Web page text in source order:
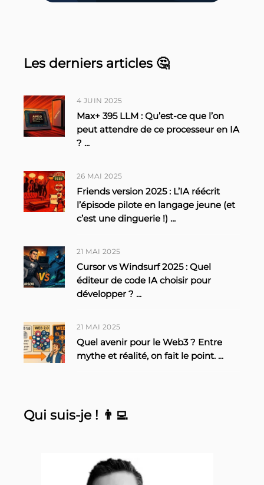
Les derniers articles 🤔
4 JUIN 2025
Max+ 395 LLM : Qu’est-ce que l’on
peut attendre de ce processeur en IA
? ...
26 MAI 2025
Friends version 2025 : L’IA réécrit
l’épisode pilote en langage jeune (et
c’est une dinguerie !) ...
21 MAI 2025
Cursor vs Windsurf 2025 : Quel
éditeur de code IA choisir pour
développer ? ...
21 MAI 2025
Quel avenir pour le Web3 ? Entre
mythe et réalité, on fait le point. ...
Qui suis-je ! 👨‍💻